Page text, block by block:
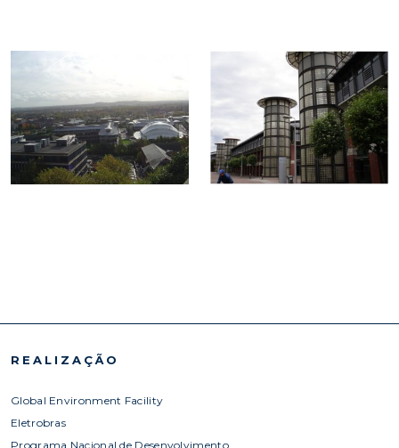
REALIZAÇÃO
Global Environment Facility
Eletrobras
Programa Nacional de Desenvolvimento